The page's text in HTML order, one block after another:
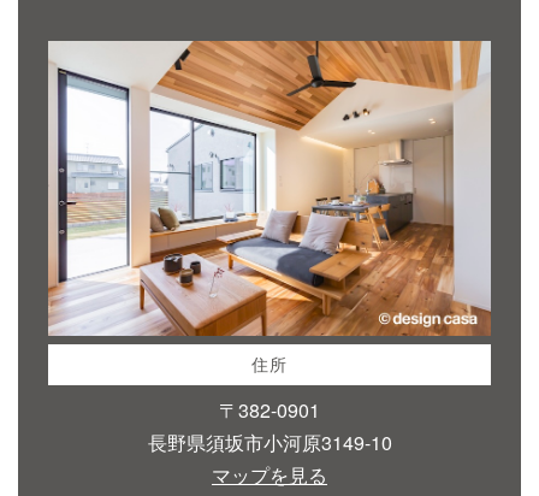
住所
〒382-0901
長野県須坂市小河原3149-10
マップを見る